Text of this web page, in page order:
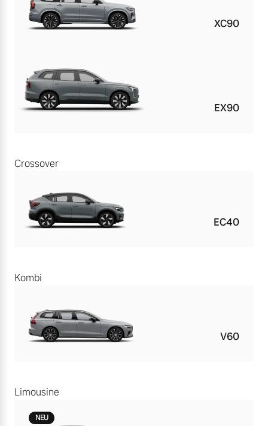
XC90
EX90
Crossover
EC40
Kombi
V60
Limousine
NEU